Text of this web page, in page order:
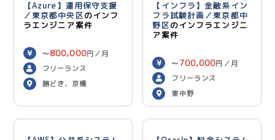
【Azure】運用保守支援
／東京都中央区のインフ
ラエンジニア案件
〜800,000円／月
フリーランス
勝どき、京橋
【インフラ】金融系イン
フラ試験計画／東京都中
野区のインフラエンジニ
ア案件
〜 700,000円／月
フリーランス
東中野